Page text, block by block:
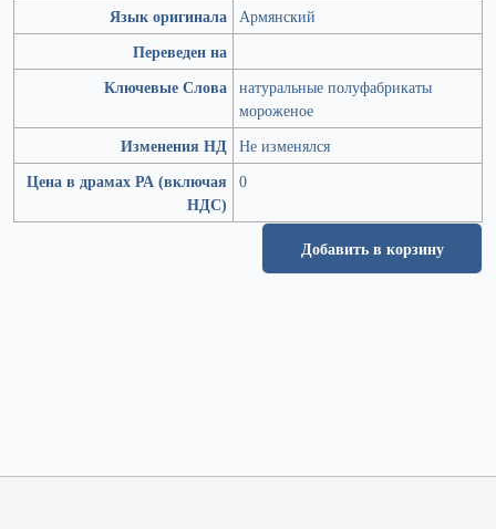
Язык оригинала Армянский
Переведен на
Ключевые Слова натуральные полуфабрикаты
мороженое
Изменения НД Не изменялся
Цена в драмах РА (включая
НДС)
0
Добавить в корзину